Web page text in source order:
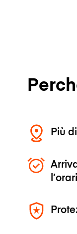
Più